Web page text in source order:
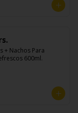
+ Nachos Para
600ml.